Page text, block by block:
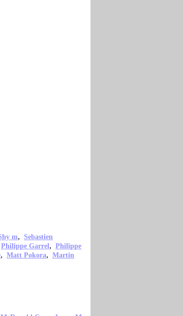
m, Sebastien
Philippe Garrel, Philippe
, Matt Pokora, Martin